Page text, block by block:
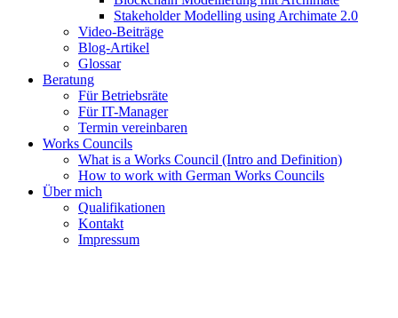
Stakeholder Modelling using Archimate 2.0
Video-Beiträge
Blog-Artikel
Glossar
Beratung
Für Betriebsräte
Für IT-Manager
Termin vereinbaren
Works Councils
What is a Works Council (Intro and Definition)
How to work with German Works Councils
Über mich
Qualifikationen
Kontakt
Impressum